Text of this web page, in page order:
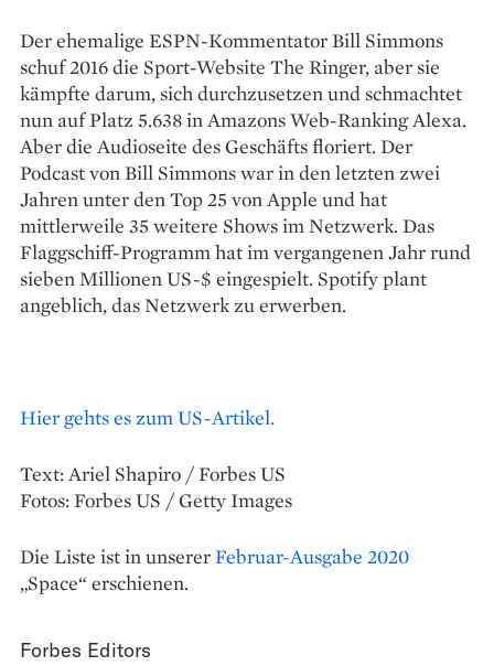
Der ehemalige ESPN-Kommentator Bill Simmons
schuf 2016 die Sport-Website The Ringer, aber sie
kämpfte darum, sich durchzusetzen und schmachtet
nun auf Platz 5.638 in Amazons Web-Ranking Alexa.
Aber die Audioseite des Geschäfts floriert. Der
Podcast von Bill Simmons war in den letzten zwei
Jahren unter den Top 25 von Apple und hat
mittlerweile 35 weitere Shows im Netzwerk. Das
Flaggschiff-Programm hat im vergangenen Jahr rund
sieben Millionen US-$ eingespielt. Spotify plant
angeblich, das Netzwerk zu erwerben.
Hier gehts es zum US-Artikel.
Text: Ariel Shapiro / Forbes US
Fotos: Forbes US / Getty Images
Die Liste ist in unsererFebruar-Ausgabe 2020
„Space“ erschienen.
Forbes Editors